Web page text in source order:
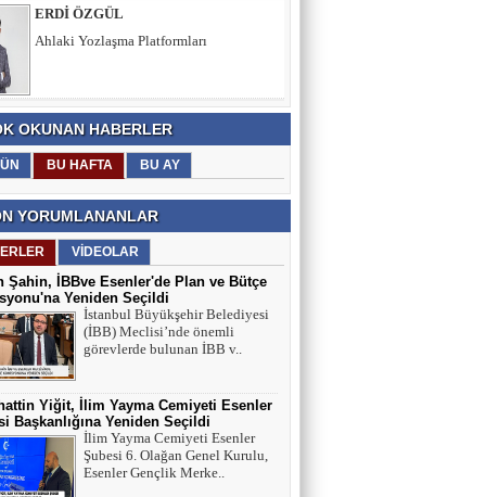
ERDİ ÖZGÜL
Ahlaki Yozlaşma Platformları
Kalbin Güzelse Kaybetsen Bile
Kazanıyorsun
MEHMET USDA
Sporun Dikkat Eksikliği ve Hipertivite
Bozukluğu Üzerinde Etkisi
BEYTULLAH YILDIRIM
Esenler Tarihi Su Yapıları Litros Su Terazisi
HÜSEYİN YILMAZ
TEŞEKKÜRLER
OKUNAN HABERLER
BU HAFTA BU AY
YORUMLANANLAR
VİDEOLAR
Şahin, İBBve Esenler'de Plan ve Bütçe
Yeniden Seçildi
İstanbul Büyükşehir Belediyesi
(İBB) Meclisi’nde önemli
görevlerde bulunan İBB v..
Yiğit, İlim Yayma Cemiyeti Esenler
Başkanlığına Yeniden Seçildi
İlim Yayma Cemiyeti Esenler
Şubesi 6. Olağan Genel Kurulu,
Esenler Gençlik Merke..